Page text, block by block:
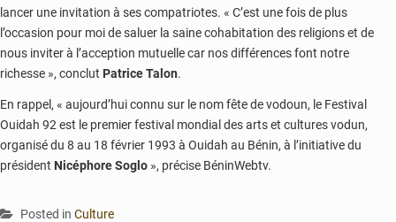
lancer une invitation à ses compatriotes. « C’est une fois de plus
l’occasion pour moi de saluer la saine cohabitation des religions et de
nous inviter à l’acception mutuelle car nos différences font notre
richesse », conclut Patrice Talon.
En rappel, « aujourd’hui connu sur le nom fête de vodoun, le Festival
Ouidah 92 est le premier festival mondial des arts et cultures vodun,
organisé du 8 au 18 février 1993 à Ouidah au Bénin, à l’initiative du
président Nicéphore Soglo », précise BéninWebtv.
Posted in Culture